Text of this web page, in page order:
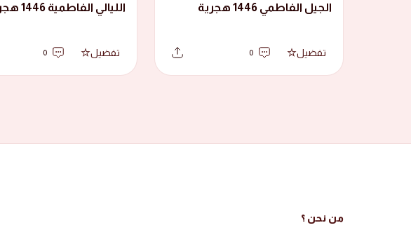
الجيل الفاطمي 1446 هجرية
تفضيل 0
الليالي الفاطمية 1446 هجرية
تفضيل 0
من نحن ؟